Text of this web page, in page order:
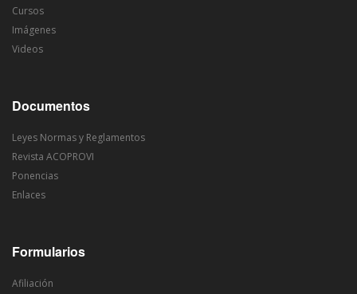
Cursos
Imágenes
Videos
Documentos
Leyes Normas y Reglamentos
Revista ACOPROVI
Ponencias
Enlaces
Formularios
Afiliación